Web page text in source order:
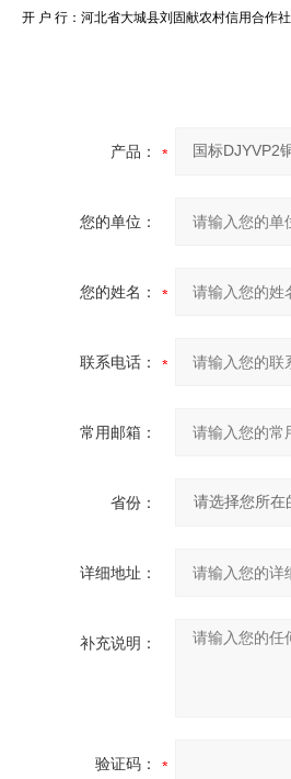
开 户 行：河北省大城县刘固献农村信用合作社
产品：
您的单位：
您的姓名：
联系电话：
常用邮箱：
省份：
详细地址：
补充说明：
验证码：